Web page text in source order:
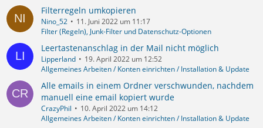
Filterregeln umkopieren
Nino_52
11. Juni 2022 um 11:17
Filter (Regeln), Junk-Filter und Datenschutz-Optionen
Leertastenanschlag in der Mail nicht möglich
Lipperland
19. April 2022 um 12:52
Allgemeines Arbeiten / Konten einrichten / Installation & Update
Alle emails in einem Ordner verschwunden, nachdem
manuell eine email kopiert wurde
CrazyPhil
10. April 2022 um 14:12
Allgemeines Arbeiten / Konten einrichten / Installation & Update